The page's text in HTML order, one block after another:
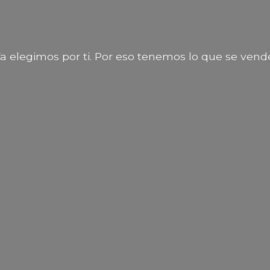
elegimos por ti. Por eso tenemos lo que se